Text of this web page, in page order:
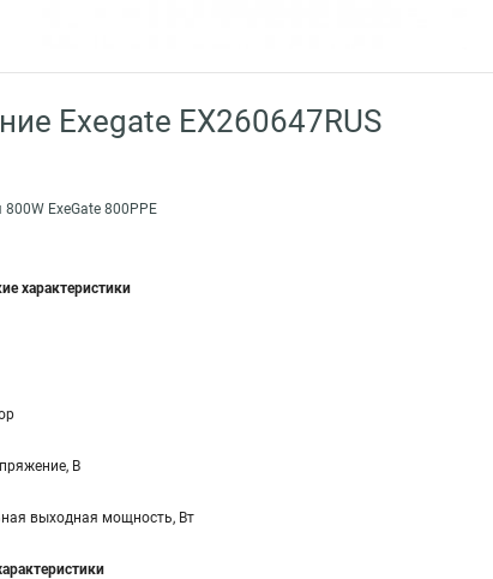
Exegate EX260647RUS
800W ExeGate 800PPE
характеристики
В
выходная мощность, Вт